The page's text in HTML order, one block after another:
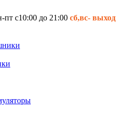
пт с10:00 до 21:00 сб,вс-